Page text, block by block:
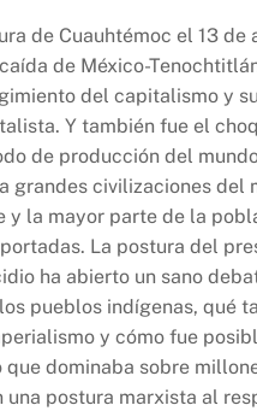
de Cuauhtémoc el 13 de
de México-
del capitalismo y
Y también fue el
de producción del
grandes civilizaciones
la mayor parte de la
La postura del
ha abierto un sano
pueblos indígenas, qué
y cómo fue
dominaba sobre
postura marxista al